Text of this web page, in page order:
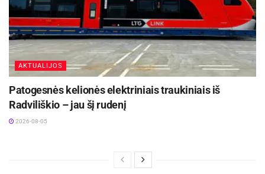
AKTUALIJOS
Patogesnės kelionės elektriniais traukiniais iš
Radviliškio – jau šį rudenį
2026-08-05